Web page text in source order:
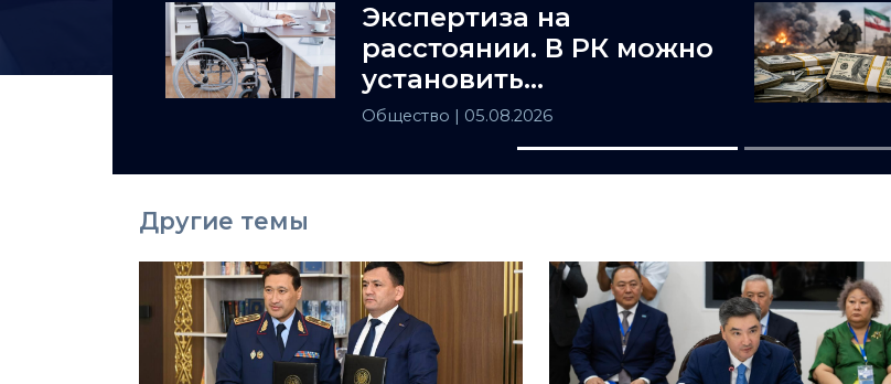
Экспертиза на
расстоянии. В РК можно
установить
инвалидность заочно
Общество | 05.08.2026
Другие темы